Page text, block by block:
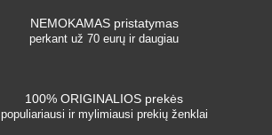
NEMOKAMAS pristatymas
perkant už 70 eurų ir daugiau
100% ORIGINALIOS prekės
populiariausi ir mylimiausi prekių ženklai